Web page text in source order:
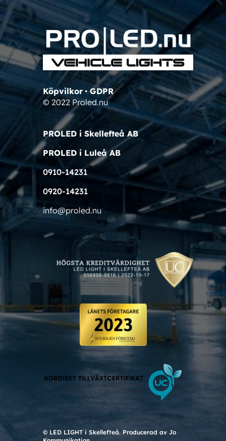
Köpvilkor•GDPR
© 2022 Proled.nu
PROLED i Skellefteå AB
PROLED i Luleå AB
0910-14231
0920-14231
info@proled.nu
© LED LIGHT i Skellefteå. Producerad av Jo